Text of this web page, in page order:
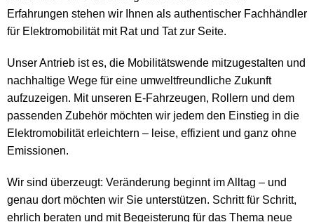
Erfahrungen stehen wir Ihnen als authentischer Fachhändler
für Elektromobilität mit Rat und Tat zur Seite.
Unser Antrieb ist es, die Mobilitätswende mitzugestalten und
nachhaltige Wege für eine umweltfreundliche Zukunft
aufzuzeigen. Mit unseren E-Fahrzeugen, Rollern und dem
passenden Zubehör möchten wir jedem den Einstieg in die
Elektromobilität erleichtern – leise, effizient und ganz ohne
Emissionen.
Wir sind überzeugt: Veränderung beginnt im Alltag – und
genau dort möchten wir Sie unterstützen. Schritt für Schritt,
ehrlich beraten und mit Begeisterung für das Thema neue